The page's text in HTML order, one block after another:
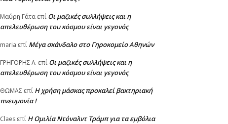
Μαύρη Γάτα επί Οι μαζικές συλλήψεις και η
απελευθέρωση του κόσμου είναι γεγονός
maria επί Μέγα σκάνδαλο στο Γηροκομείο Αθηνών
ΓΡΗΓΟΡΗΣ Λ. επί Οι μαζικές συλλήψεις και η
απελευθέρωση του κόσμου είναι γεγονός
ΘΩΜΑΣ επί Η χρήση μάσκας προκαλεί βακτηριακή
πνευμονία !
Claes επί Η Ομιλία Ντόναλντ Τράμπ για τα εμβόλια